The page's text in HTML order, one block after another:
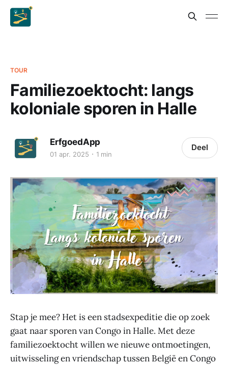
TOUR
Familiezoektocht: langs
koloniale sporen in Halle
ErfgoedApp
01 apr. 2025 1 min
Deel
Stap je mee? Het is een stadsexpeditie die op zoek
gaat naar sporen van Congo in Halle. Met deze
familiezoektocht willen we nieuwe ontmoetingen,
uitwisseling en vriendschap tussen België en Congo